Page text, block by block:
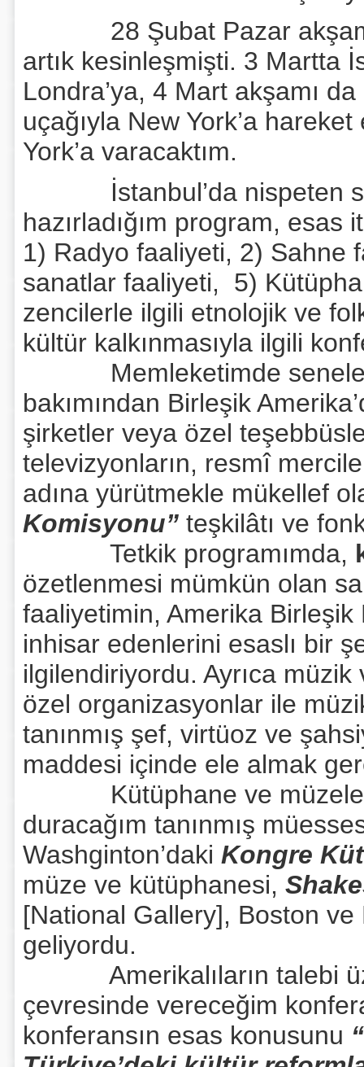
28 Şubat Pazar akşamı
artık kesinleşmişti. 3 Martta
Londra’ya, 4 Mart akşamı
uçağıyla New York’a
York’a varacaktım.
İstanbul’da nispeten
hazırladığım program,
1) Radyo faaliyeti, 2) Sahne
sanatlar faaliyeti, 5)
zencilerle ilgili etnolojik ve
kültür kalkınmasıyla ilgili
Memleketimde
bakımından Birleşik
şirketler veya özel
televizyonların, resmî
adına yürütmekle mükellef
Komisyonu” teşkilâtı ve
Tetkik programımda,
özetlenmesi mümkün olan
faaliyetimin, Amerika
inhisar edenlerini esaslı bir
ilgilendiriyordu. Ayrıca
özel organizasyonlar ile
tanınmış şef, virtüoz ve
maddesi içinde ele almak
Kütüphane ve müzelere
duracağım tanınmış
Washginton’daki Kongre
müze ve kütüphanesi,
[National Gallery], Boston ve
geliyordu.
Amerikalıların talebi
çevresinde vereceğim
konferansın esas konusunu